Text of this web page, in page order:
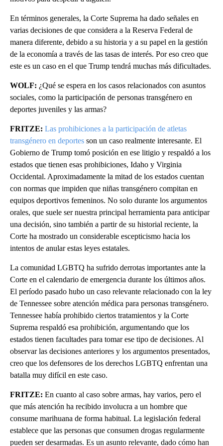
En términos generales, la Corte Suprema ha dado señales en
varias decisiones de que considera a la Reserva Federal de
manera diferente, debido a su historia y a su papel en la gestión
de la economía a través de las tasas de interés. Por eso creo que
este es un caso en el que Trump tendrá muchas más dificultades.
WOLF: ¿Qué se espera en los casos relacionados con asuntos
sociales, como la participación de personas transgénero en
deportes juveniles y las armas?
FRITZE: Las prohibiciones a la participación de atletas
transgénero en deportes son un caso realmente interesante. El
Gobierno de Trump tomó posición en ese litigio y respaldó a los
estados que tienen esas prohibiciones, Idaho y Virginia
Occidental. Aproximadamente la mitad de los estados cuentan
con normas que impiden que niñas transgénero compitan en
equipos deportivos femeninos. No solo durante los argumentos
orales, que suele ser nuestra principal herramienta para anticipar
una decisión, sino también a partir de su historial reciente, la
Corte ha mostrado un considerable escepticismo hacia los
intentos de anular estas leyes estatales.
La comunidad LGBTQ ha sufrido derrotas importantes ante la
Corte en el calendario de emergencia durante los últimos años.
El período pasado hubo un caso relevante relacionado con la ley
de Tennessee sobre atención médica para personas transgénero.
Tennessee había prohibido ciertos tratamientos y la Corte
Suprema respaldó esa prohibición, argumentando que los
estados tienen facultades para tomar ese tipo de decisiones. Al
observar las decisiones anteriores y los argumentos presentados,
creo que los defensores de los derechos LGBTQ enfrentan una
batalla muy difícil en este caso.
FRITZE: En cuanto al caso sobre armas, hay varios, pero el
que más atención ha recibido involucra a un hombre que
consume marihuana de forma habitual. La legislación federal
establece que las personas que consumen drogas regularmente
pueden ser desarmadas. Es un asunto relevante, dado cómo han